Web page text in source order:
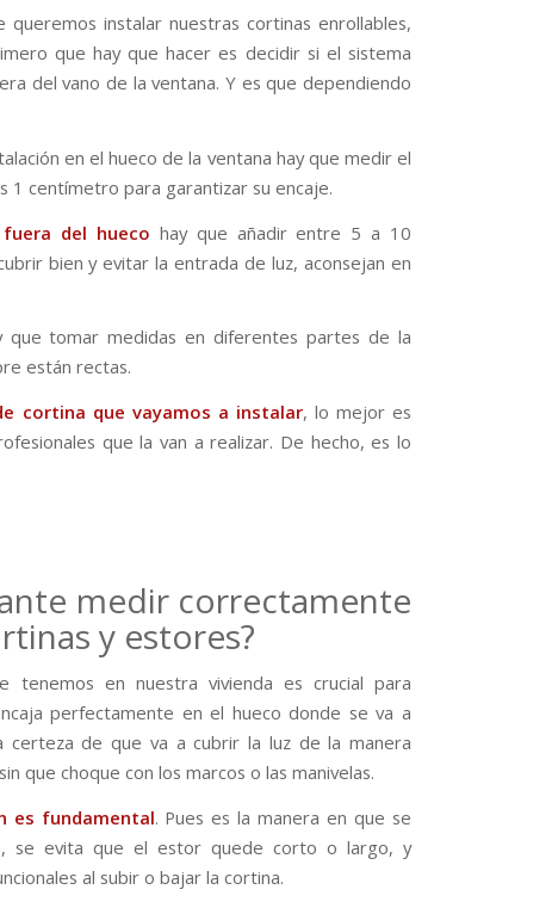
instalar nuestras cortinas enrollables,
que hay que hacer es decidir si el sistema
del vano de la ventana. Y es que dependiendo
en el hueco de la ventana hay que medir el
1 centímetro para garantizar su encaje.
fuera del hueco hay que añadir entre 5 a 10
bien y evitar la entrada de luz, aconsejan en
que tomar medidas en diferentes partes de la
están rectas.
cortina que vayamos a instalar, lo mejor es
que la van a realizar. De hecho, es lo
medir correctamente
y estores?
tenemos en nuestra vivienda es crucial para
perfectamente en el hueco donde se va a
de que va a cubrir la luz de la manera
que choque con los marcos o las manivelas.
es fundamental. Pues es la manera en que se
se evita que el estor quede corto o largo, y
al subir o bajar la cortina.